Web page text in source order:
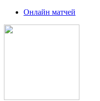
Онлайн матчей